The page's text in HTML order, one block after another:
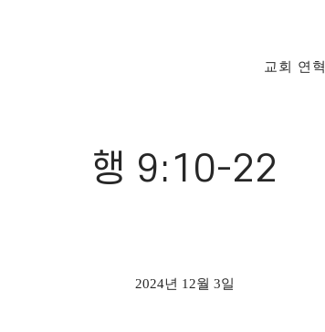
교회 연혁
행 9:10-22
2024년 12월 3일